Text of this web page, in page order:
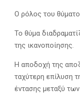
Ο ρόλος του
Το θύμα
της ικανοποίησης.
Η αποδοχή της
ταχύτερη επίλυση
έντασης μεταξύ